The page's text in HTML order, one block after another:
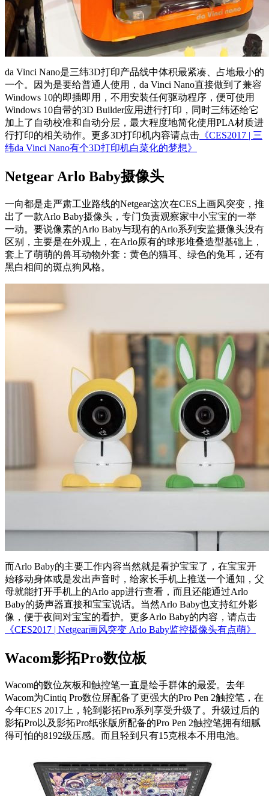
da Vinci Nano是三纬3D打印产品线中体积最紧凑、占地最小的
一个。因为是要给普通人使用，da Vinci Nano直接做到了兼容
Windows 10的即插即用，不用安装任何驱动程序，便可使用
Windows 10自带的3D Builder应用进行打印，同时三纬还给它
加上了自动校准和自动分层，最大程度地简化使用PLA材质进
行打印的相关动作。更多3D打印机内容请点击 《CES2017 | 三
纬da Vinci Nano有个3D打印机白菜化的梦想》
Netgear Arlo Baby摄像头
一向都是走严肃工业路线的Netgear这次在CES上画风突变，推
出了一款Arlo Baby摄像头，专门负责观察家中小宝宝的一举
一动。要说像素的Arlo Baby与现有的Arlo系列安监摄像头没有
区别，主要是在外观上，在Arlo原有的球形堆叠造型基础上，
套上了萌萌的兽耳动物外套：黄色的猫耳、绿色的兔耳，还有
黑白相间的斑点狗风格。
而Arlo Baby的主要工作内容当然就是看护宝宝了，在宝宝开
始移动身体或是发出声音时，给家长手机上推送一个通知，父
母就能打开手机上的Arlo app进行查看，而且还能通过Arlo
Baby的扬声器直接和宝宝说话。当然Arlo Baby也支持红外影
像，便于夜间对宝宝的看护。更多Arlo Baby的内容，请点击
《CES2017 | Netgear画风突变 Arlo Baby监控摄像头有点萌》
Wacom影拓Pro数位板
Wacom的数位灰板和触控笔一直是绘手群体的最爱。去年
Wacom为Cintiq Pro数位屏配备了更强大的Pro Pen 2触控笔，在
今年CES 2017上，轮到影拓Pro系列享受升级了。升级过后的
影拓Pro以及影拓Pro纸张版所配备的Pro Pen 2触控笔拥有细腻
得可怕的8192级压感。而且轻到只有15克根本不用电池。